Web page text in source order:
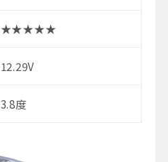
★★★★★
12.29V
3.8度